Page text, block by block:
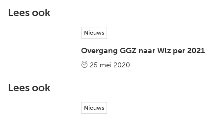
Lees ook
Nieuws
Overgang GGZ naar Wlz per 2021
25 mei 2020
Lees ook
Nieuws